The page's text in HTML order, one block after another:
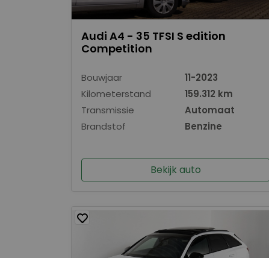
Audi A4 - 35 TFSI S edition
Competition
Bouwjaar
11-2023
Kilometerstand
159.312 km
Transmissie
Automaat
Brandstof
Benzine
Bekijk auto